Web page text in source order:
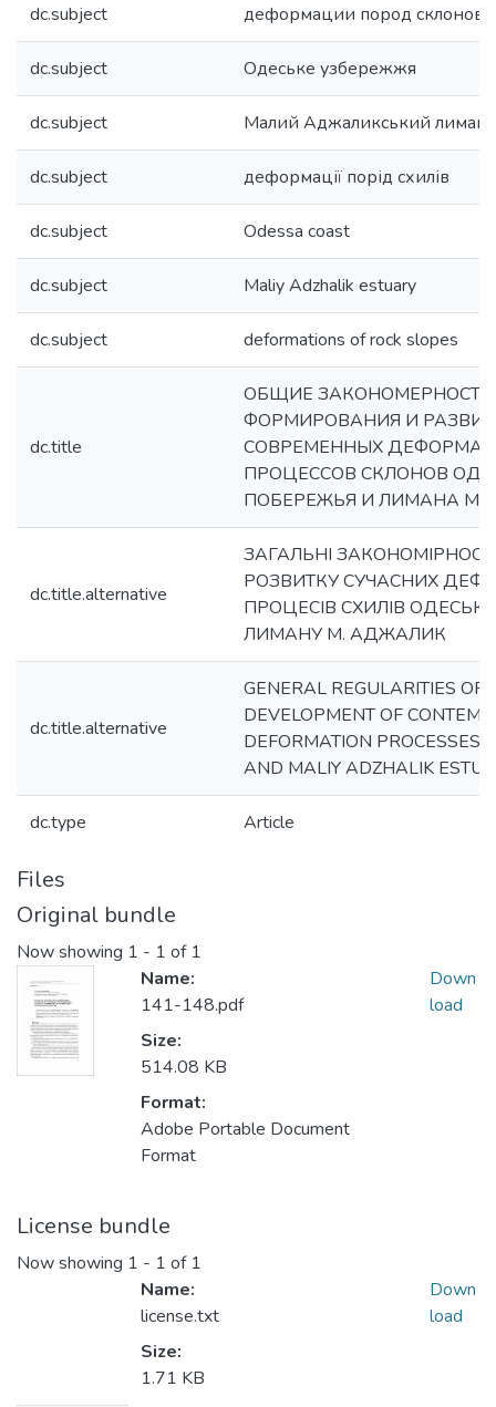
dc.subject деформации пород склонов
dc.subject Одеське узбережжя
dc.subject Малий Аджаликський лиман
dc.subject деформації порід схилів
dc.subject Odessa coast
dc.subject Maliy Adzhalik estuary
dc.subject deformations of rock slopes
dc.title
ОБЩИЕ ЗАКОНОМЕРНОСТИ
ФОРМИРОВАНИЯ И
СОВРЕМЕННЫХ
ПРОЦЕССОВ СКЛОНОВ
ПОБЕРЕЖЬЯ И ЛИМАНА
dc.title.alternative
ЗАГАЛЬНІ
РОЗВИТКУ СУЧАСНИХ
ПРОЦЕСІВ СХИЛІВ
ЛИМАНУ М. АДЖАЛИК
dc.title.alternative
GENERAL REGULARITIES OF
DEVELOPMENT OF
DEFORMATION PROCESSES
AND MALIY ADZHALIK
dc.type Article
Files
Original bundle
Now showing 1 - 1 of 1
Name:
141-148.pdf
Size:
514.08 KB
Format:
Adobe Portable Document
Format
Down
load
License bundle
Now showing 1 - 1 of 1
Name:
license.txt
Size:
1.71 KB
Down
load